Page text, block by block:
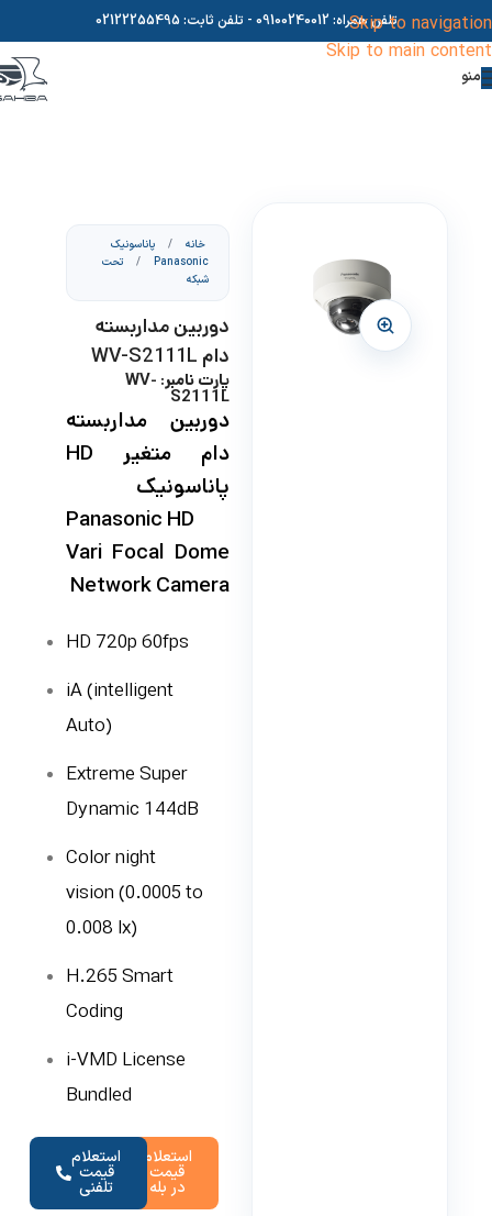
Skip to navigation
Skip to main content
تلفن همراه: 09100240012 - تلفن ثابت: 02122255495
منو
خانه /
پاناسونیک
Panasonic
/
تحت
شبکه
دوربین مداربسته
دام WV-S2111L
پارت نامبر: WV-
S2111L
دوربین مداربسته
دام متغیر HD
پاناسونیک
Panasonic HD
Vari Focal Dome
Network Camera
HD 720p 60fps
iA (intelligent
Auto)
Extreme Super
Dynamic 144dB
Color night
vision (0.0005 to
0.008 lx)
H.265 Smart
Coding
i-VMD License
Bundled
استعلام
قیمت
در بله
استعلام
قیمت
تلفنی